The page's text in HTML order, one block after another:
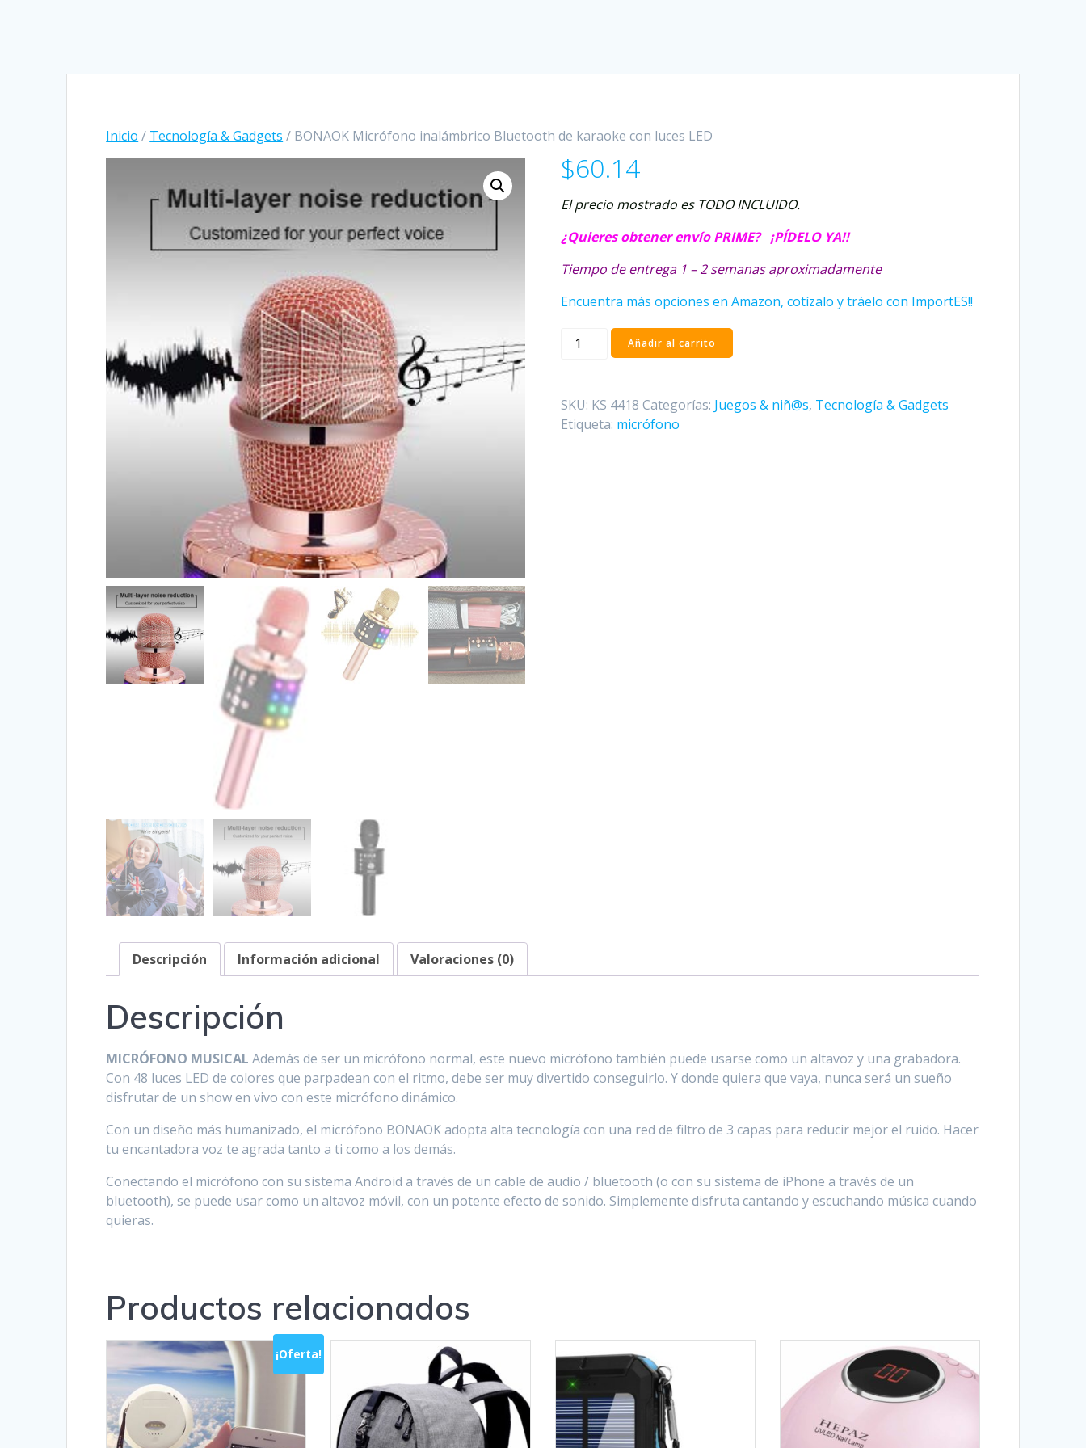
Inicio / Tecnología & Gadgets / BONAOK Micrófono inalámbrico Bluetooth de karaoke con luces LED
$60.14
El precio mostrado es TODO INCLUIDO.
¿Quieres obtener envío PRIME? ¡PÍDELO YA!!
Tiempo de entrega 1 – 2 semanas aproximadamente
Encuentra más opciones en Amazon, cotízalo y tráelo con ImportES!!
BONAOK
Micrófono
de
karaoke
Añadir al carrito
SKU: KS 4418 Categorías: Juegos & niñ@s, Tecnología & Gadgets
Etiqueta: micrófono
Descripción Información adicional Valoraciones (0)
Descripción
MICRÓFONO MUSICAL Además de ser un micrófono normal, este nuevo micrófono también puede usarse como un altavoz y una grabadora.
Con 48 luces LED de colores que parpadean con el ritmo, debe ser muy divertido conseguirlo. Y donde quiera que vaya, nunca será un sueño
disfrutar de un show en vivo con este micrófono dinámico.
Con un diseño más humanizado, el micrófono BONAOK adopta alta tecnología con una red de filtro de 3 capas para reducir mejor el ruido. Hacer
tu encantadora voz te agrada tanto a ti como a los demás.
Conectando el micrófono con su sistema Android a través de un cable de audio / bluetooth (o con su sistema de iPhone a través de un
bluetooth), se puede usar como un altavoz móvil, con un potente efecto de sonido. Simplemente disfruta cantando y escuchando música cuando
quieras.
Productos relacionados
¡Oferta!